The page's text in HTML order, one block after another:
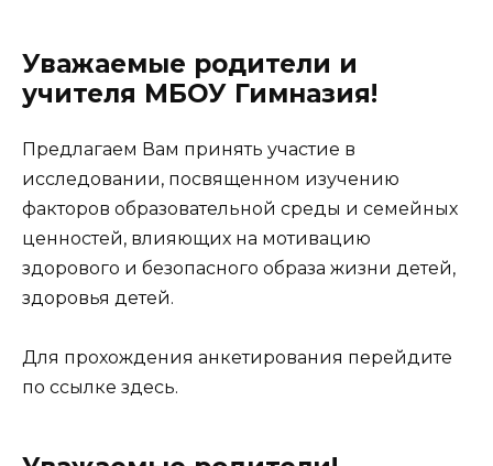
Уважаемые родители и
учителя МБОУ Гимназия!
Предлагаем Вам принять участие в
исследовании, посвященном изучению
факторов образовательной среды и семейных
ценностей, влияющих на мотивацию
здорового и безопасного образа жизни детей,
здоровья детей.
Для прохождения анкетирования перейдите
по ссылке здесь.